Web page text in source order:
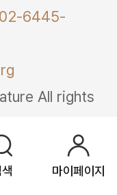
마이페이지
02-6445-
All rights
로우하고 소식